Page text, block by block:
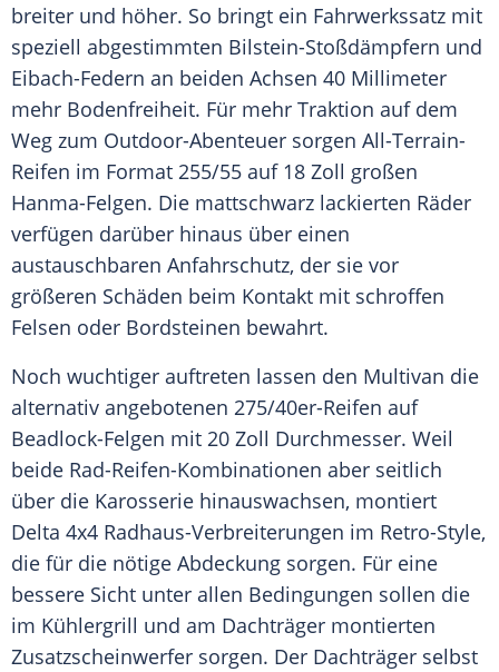
breiter und höher. So bringt ein Fahrwerkssatz mit
speziell abgestimmten Bilstein-Stoßdämpfern und
Eibach-Federn an beiden Achsen 40 Millimeter
mehr Bodenfreiheit. Für mehr Traktion auf dem
Weg zum Outdoor-Abenteuer sorgen All-Terrain-
Reifen im Format 255/55 auf 18 Zoll großen
Hanma-Felgen. Die mattschwarz lackierten Räder
verfügen darüber hinaus über einen
austauschbaren Anfahrschutz, der sie vor
größeren Schäden beim Kontakt mit schroffen
Felsen oder Bordsteinen bewahrt.
Noch wuchtiger auftreten lassen den Multivan die
alternativ angebotenen 275/40er-Reifen auf
Beadlock-Felgen mit 20 Zoll Durchmesser. Weil
beide Rad-Reifen-Kombinationen aber seitlich
über die Karosserie hinauswachsen, montiert
Delta 4x4 Radhaus-Verbreiterungen im Retro-Style,
die für die nötige Abdeckung sorgen. Für eine
bessere Sicht unter allen Bedingungen sollen die
im Kühlergrill und am Dachträger montierten
Zusatzscheinwerfer sorgen. Der Dachträger selbst